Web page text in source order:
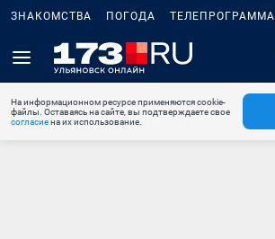
ЗНАКОМСТВА ПОГОДА ТЕЛЕПРОГРАММА
На информационном ресурсе применяются cookie-
файлы. Оставаясь на сайте, вы подтверждаете свое
согласиена их использование.